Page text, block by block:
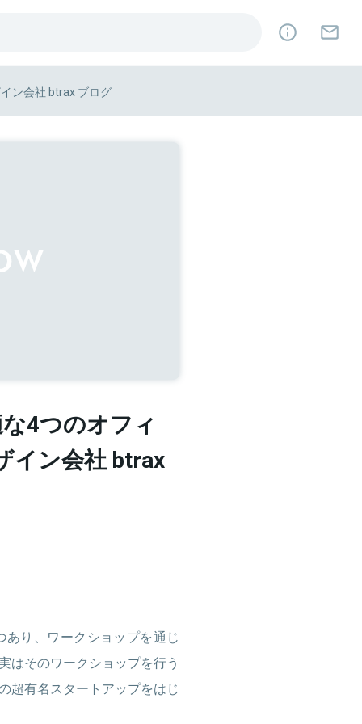
ン会社 btrax ブログ
4つのオフィ
イン会社 btrax
あり、ワークショップを通じ
はそのワークショップを行う
超有名スタートアップをはじ